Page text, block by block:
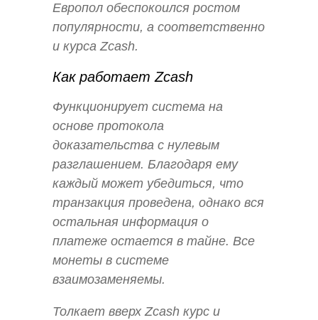
Европол обеспокоился ростом
популярности, а соответственно
и курса Zcash.
Как работает Zcash
Функционирует система на
основе протокола
доказательства с нулевым
разглашением. Благодаря ему
каждый может убедиться, что
транзакция проведена, однако вся
остальная информация о
платеже остается в тайне. Все
монеты в системе
взаимозаменяемы.
Толкает вверх Zcash курс и